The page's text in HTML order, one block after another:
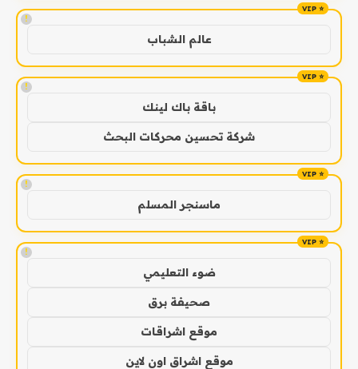
!
عالم الشباب
!
باقة باك لينك
شركة تحسين محركات البحث
!
ماسنجر المسلم
!
ضوء التعليمي
صحيفة برق
موقع اشراقات
موقع اشراق اون لاين